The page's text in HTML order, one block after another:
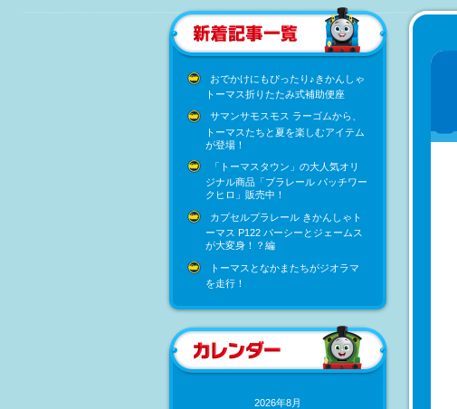
おでかけにもぴったり♪きかんしゃ
トーマス折りたたみ式補助便座
サマンサモスモス ラーゴムから、
トーマスたちと夏を楽しむアイテム
が登場！
「トーマスタウン」の大人気オリ
ジナル商品「プラレール パッチワー
クヒロ」販売中！
カプセルプラレール きかんしゃト
ーマス P122 パーシーとジェームス
が大変身！？編
トーマスとなかまたちがジオラマ
を走行！
2026年8月